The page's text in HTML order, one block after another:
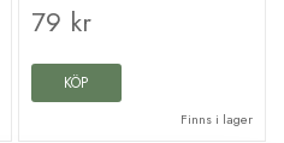
79 kr
KÖP
Finns i lager